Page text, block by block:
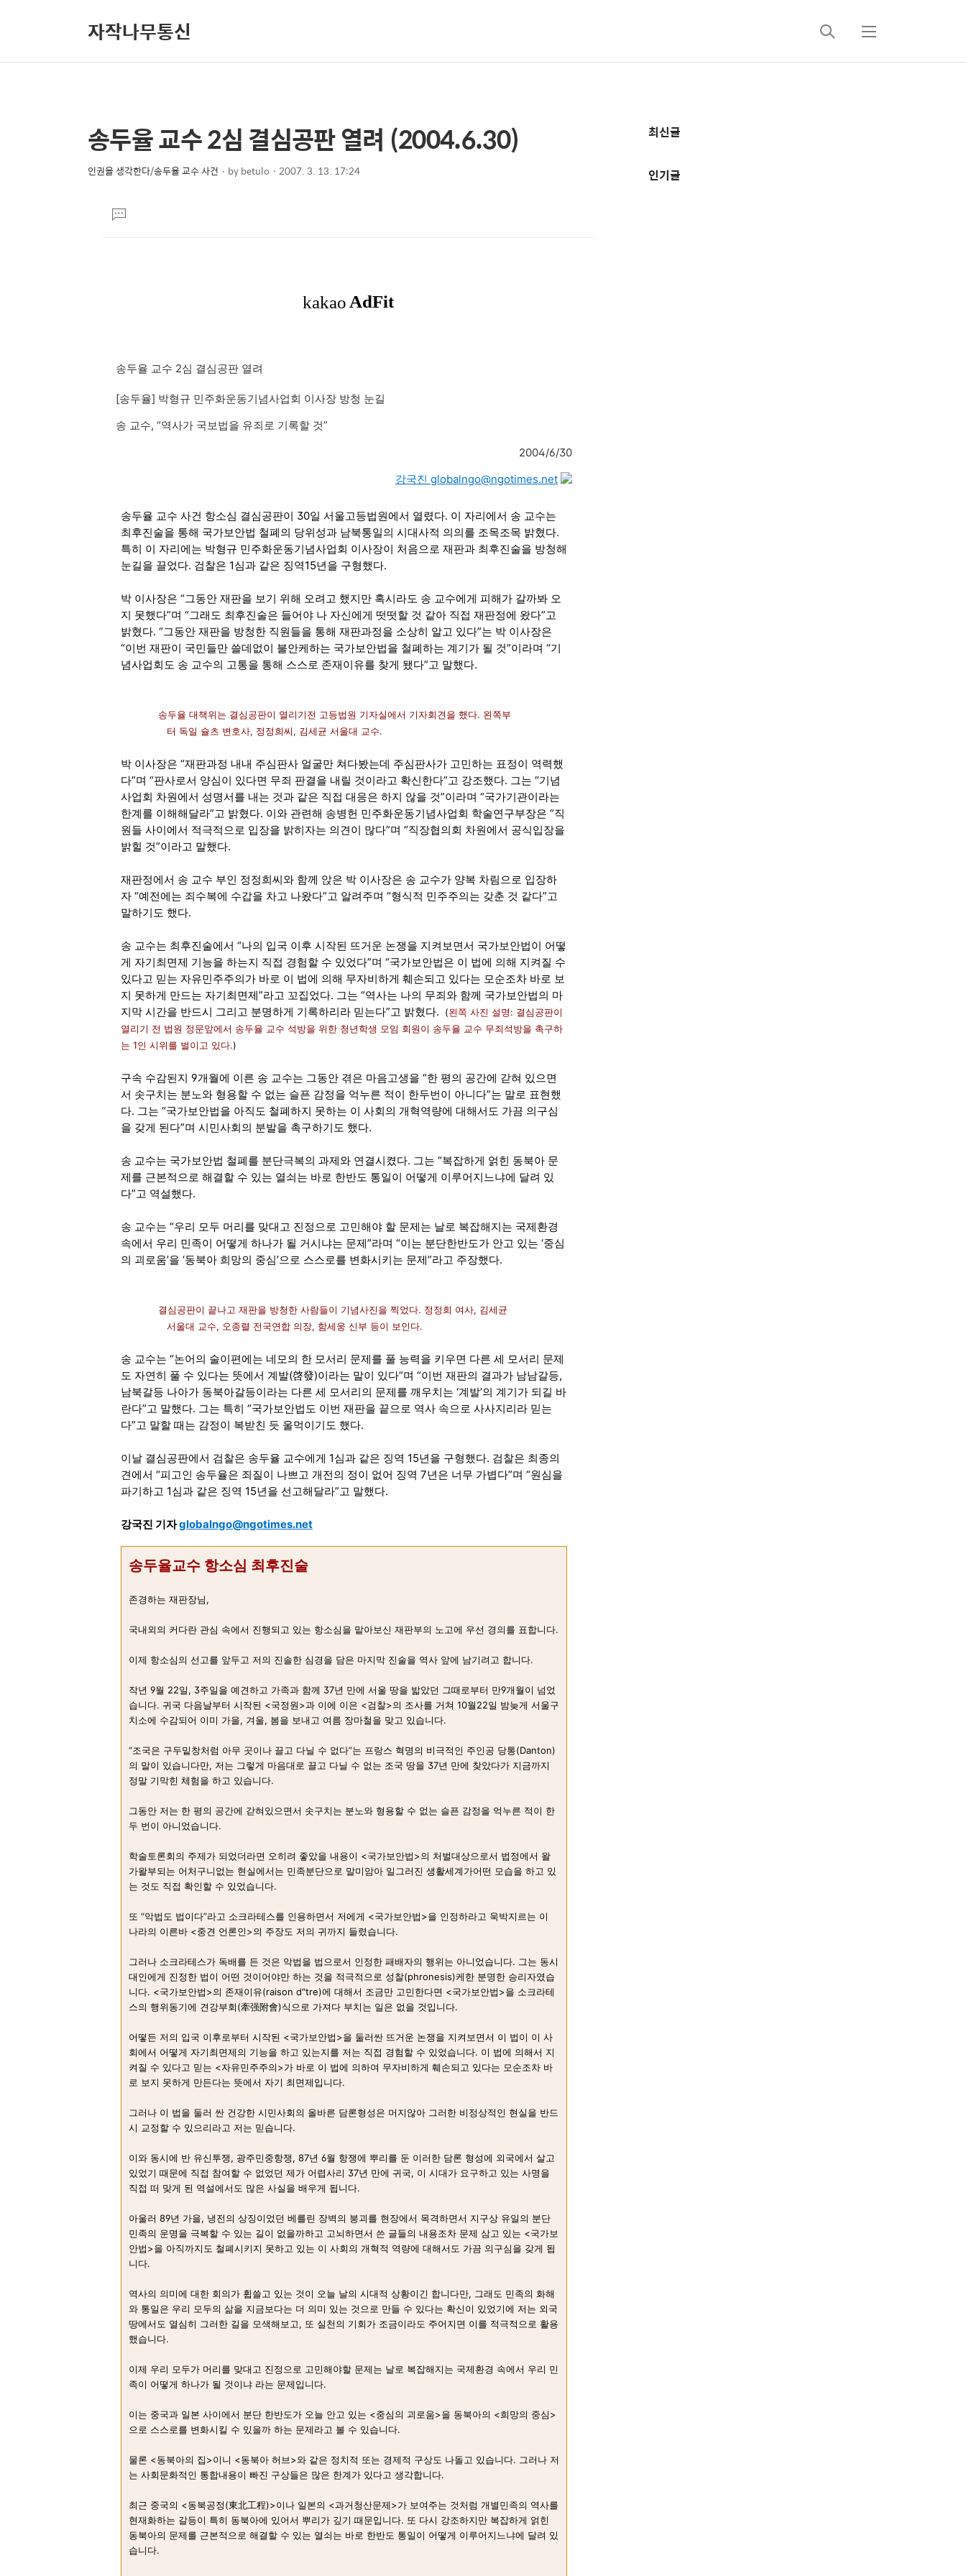
자작나무통신
검
메
상
세
컨
본
문
제
송두율 교수 2심 결심공판 열려 (2004.6.30)
인권을 생각한다/송두율 교수 사건 bybetulo 2007. 3. 13. 17:24
댓
글
송두율 교수 2심 결심공판 열려
[송두율] 박형규 민주화운동기념사업회 이사장 방청 눈길
송 교수, “역사가 국보법을 유죄로 기록할 것”
2004/6/30
강국진 globalngo@ngotimes.net
송두율 교수 사건 항소심 결심공판이 30일 서울고등법원에서 열렸다. 이 자리에서 송 교수는
최후진술을 통해 국가보안법 철폐의 당위성과 남북통일의 시대사적 의의를 조목조목 밝혔다.
특히 이 자리에는 박형규 민주화운동기념사업회 이사장이 처음으로 재판과 최후진술을 방청해
눈길을 끌었다. 검찰은 1심과 같은 징역15년을 구형했다.
박 이사장은 “그동안 재판을 보기 위해 오려고 했지만 혹시라도 송 교수에게 피해가 갈까봐 오
지 못했다”며 “그래도 최후진술은 들어야 나 자신에게 떳떳할 것 같아 직접 재판정에 왔다”고
밝혔다. “그동안 재판을 방청한 직원들을 통해 재판과정을 소상히 알고 있다”는 박 이사장은
“이번 재판이 국민들만 쓸데없이 불안케하는 국가보안법을 철폐하는 계기가 될 것”이라며 “기
념사업회도 송 교수의 고통을 통해 스스로 존재이유를 찾게 됐다”고 말했다.
송두율 대책위는 결심공판이 열리기전 고등법원 기자실에서 기자회견을 했다. 왼쪽부
터 독일 슐츠 변호사, 정정희씨, 김세균 서울대 교수.
박 이사장은 “재판과정 내내 주심판사 얼굴만 쳐다봤는데 주심판사가 고민하는 표정이 역력했
다”며 “판사로서 양심이 있다면 무죄 판결을 내릴 것이라고 확신한다”고 강조했다. 그는 “기념
사업회 차원에서 성명서를 내는 것과 같은 직접 대응은 하지 않을 것”이라며 “국가기관이라는
한계를 이해해달라”고 밝혔다. 이와 관련해 송병헌 민주화운동기념사업회 학술연구부장은 “직
원들 사이에서 적극적으로 입장을 밝히자는 의견이 많다”며 “직장협의회 차원에서 공식입장을
밝힐 것”이라고 말했다.
재판정에서 송 교수 부인 정정희씨와 함께 앉은 박 이사장은 송 교수가 양복 차림으로 입장하
자 “예전에는 죄수복에 수갑을 차고 나왔다”고 알려주며 “형식적 민주주의는 갖춘 것 같다”고
말하기도 했다.
송 교수는 최후진술에서 “나의 입국 이후 시작된 뜨거운 논쟁을 지켜보면서 국가보안법이 어떻
게 자기최면제 기능을 하는지 직접 경험할 수 있었다”며 “국가보안법은 이 법에 의해 지켜질 수
있다고 믿는 자유민주주의가 바로 이 법에 의해 무자비하게 훼손되고 있다는 모순조차 바로 보
지 못하게 만드는 자기최면제”라고 꼬집었다. 그는 “역사는 나의 무죄와 함께 국가보안법의 마
지막 시간을 반드시 그리고 분명하게 기록하리라 믿는다”고 밝혔다.
(왼쪽 사진 설명: 결심공판이
열리기 전 법원 정문앞에서 송두율 교수 석방을 위한 청년학생 모임 회원이 송두율 교수 무죄석방을 촉구하
는 1인 시위를 벌이고 있다.)
구속 수감된지 9개월에 이른 송 교수는 그동안 겪은 마음고생을 “한 평의 공간에 갇혀 있으면
서 솟구치는 분노와 형용할 수 없는 슬픈 감정을 억누른 적이 한두번이 아니다”는 말로 표현했
다. 그는 “국가보안법을 아직도 철폐하지 못하는 이 사회의 개혁역량에 대해서도 가끔 의구심
을 갖게 된다”며 시민사회의 분발을 촉구하기도 했다.
송 교수는 국가보안법 철폐를 분단극복의 과제와 연결시켰다. 그는 “복잡하게 얽힌 동북아 문
제를 근본적으로 해결할 수 있는 열쇠는 바로 한반도 통일이 어떻게 이루어지느냐에 달려 있
다”고 역설했다.
송 교수는 “우리 모두 머리를 맞대고 진정으로 고민해야 할 문제는 날로 복잡해지는 국제환경
속에서 우리 민족이 어떻게 하나가 될 거시냐는 문제”라며 “이는 분단한반도가 안고 있는 ‘중심
의 괴로움’을 ‘동북아 희망의 중심’으로 스스로를 변화시키는 문제”라고 주장했다.
결심공판이 끝나고 재판을 방청한 사람들이 기념사진을 찍었다. 정정희 여사, 김세균
서울대 교수, 오종렬 전국연합 의장, 함세웅 신부 등이 보인다.
송 교수는 “논어의 술이편에는 네모의 한 모서리 문제를 풀 능력을 키우면 다른 세 모서리 문제
도 자연히 풀 수 있다는 뜻에서 계발(啓發)이라는 말이 있다”며 “이번 재판의 결과가 남남갈등,
남북갈등 나아가 동북아갈등이라는 다른 세 모서리의 문제를 깨우치는 ‘계발’의 계기가 되길 바
란다”고 말했다. 그는 특히 “국가보안법도 이번 재판을 끝으로 역사 속으로 사사지리라 믿는
다”고 말할 때는 감정이 복받친 듯 울먹이기도 했다.
이날 결심공판에서 검찰은 송두율 교수에게 1심과 같은 징역 15년을 구형했다. 검찰은 최종의
견에서 “피고인 송두율은 죄질이 나쁘고 개전의 정이 없어 징역 7년은 너무 가볍다”며 “원심을
파기하고 1심과 같은 징역 15년을 선고해달라”고 말했다.
강국진 기자globalngo@ngotimes.net
송두율교수 항소심 최후진술
존경하는 재판장님,
국내외의 커다란 관심 속에서 진행되고 있는 항소심을 맡아보신 재판부의 노고에 우선 경의를 표합니다.
이제 항소심의 선고를 앞두고 저의 진솔한 심경을 담은 마지막 진술을 역사 앞에 남기려고 합니다.
작년 9월 22일, 3주일을 예견하고 가족과 함께 37년 만에 서울 땅을 밟았던 그때로부터 만9개월이 넘었
습니다. 귀국 다음날부터 시작된 <국정원>과 이에 이은 <검찰>의 조사를 거쳐 10월22일 밤늦게 서울구
치소에 수감되어 이미 가을, 겨울, 봄을 보내고 여름 장마철을 맞고 있습니다.
“조국은 구두밑창처럼 아무 곳이나 끌고 다닐 수 없다”는 프랑스 혁명의 비극적인 주인공 당통(Danton)
의 말이 있습니다만, 저는 그렇게 마음대로 끌고 다닐 수 없는 조국 땅을 37년 만에 찾았다가 지금까지
정말 기막힌 체험을 하고 있습니다.
그동안 저는 한 평의 공간에 갇혀있으면서 솟구치는 분노와 형용할 수 없는 슬픈 감정을 억누른 적이 한
두 번이 아니었습니다.
학술토론회의 주제가 되었더라면 오히려 좋았을 내용이 <국가보안법>의 처벌대상으로서 법정에서 왈
가왈부되는 어처구니없는 현실에서는 민족분단으로 말미암아 일그러진 생활세계가어떤 모습을 하고 있
는 것도 직접 확인할 수 있었습니다.
또 “악법도 법이다”라고 소크라테스를 인용하면서 저에게 <국가보안법>을 인정하라고 욱박지르는 이
나라의 이른바 <중견 언론인>의 주장도 저의 귀까지 들렸습니다.
그러나 소크라테스가 독배를 든 것은 악법을 법으로서 인정한 패배자의 행위는 아니었습니다. 그는 동시
대인에게 진정한 법이 어떤 것이어야만 하는 것을 적극적으로 성찰(phronesis)케한 분명한 승리자였습
니다. <국가보안법>의 존재이유(raison d"tre)에 대해서 조금만 고민한다면 <국가보안법>을 소크라테
스의 행위동기에 견강부회(牽强附會)식으로 가져다 부치는 일은 없을 것입니다.
어떻든 저의 입국 이후로부터 시작된 <국가보안법>을 둘러싼 뜨거운 논쟁을 지켜보면서 이 법이 이 사
회에서 어떻게 자기최면제의 기능을 하고 있는지를 저는 직접 경험할 수 있었습니다. 이 법에 의해서 지
켜질 수 있다고 믿는 <자유민주주의>가 바로 이 법에 의하여 무자비하게 훼손되고 있다는 모순조차 바
로 보지 못하게 만든다는 뜻에서 자기 최면제입니다.
그러나 이 법을 둘러 싼 건강한 시민사회의 올바른 담론형성은 머지않아 그러한 비정상적인 현실을 반드
시 교정할 수 있으리라고 저는 믿습니다.
이와 동시에 반 유신투쟁, 광주민중항쟁, 87년 6월 항쟁에 뿌리를 둔 이러한 담론 형성에 외국에서 살고
있었기 때문에 직접 참여할 수 없었던 제가 어렵사리 37년 만에 귀국, 이 시대가 요구하고 있는 사명을
직접 떠 맞게 된 역설에서도 많은 사실을 배우게 됩니다.
아울러 89년 가을, 냉전의 상징이었던 베를린 장벽의 붕괴를 현장에서 목격하면서 지구상 유일의 분단
민족의 운명을 극복할 수 있는 길이 없을까하고 고뇌하면서 쓴 글들의 내용조차 문제 삼고 있는 <국가보
안법>을 아직까지도 철폐시키지 못하고 있는 이 사회의 개혁적 역량에 대해서도 가끔 의구심을 갖게 됩
니다.
역사의 의미에 대한 회의가 휩쓸고 있는 것이 오늘 날의 시대적 상황이긴 합니다만, 그래도 민족의 화해
와 통일은 우리 모두의 삶을 지금보다는 더 의미 있는 것으로 만들 수 있다는 확신이 있었기에 저는 외국
땅에서도 열심히 그러한 길을 모색해보고, 또 실천의 기회가 조금이라도 주어지면 이를 적극적으로 활용
했습니다.
이제 우리 모두가 머리를 맞대고 진정으로 고민해야할 문제는 날로 복잡해지는 국제환경 속에서 우리 민
족이 어떻게 하나가 될 것이냐 라는 문제입니다.
이는 중국과 일본 사이에서 분단 한반도가 오늘 안고 있는 <중심의 괴로움>을 동북아의 <희망의 중심>
으로 스스로를 변화시킬 수 있을까 하는 문제라고 볼 수 있습니다.
물론 <동북아의 집>이니 <동북아 허브>와 같은 정치적 또는 경제적 구상도 나돌고 있습니다. 그러나 저
는 사회문화적인 통합내용이 빠진 구상들은 많은 한계가 있다고 생각합니다.
최근 중국의 <동북공정(東北工程)>이나 일본의 <과거청산문제>가 보여주는 것처럼 개별민족의 역사를
현재화하는 갈등이 특히 동북아에 있어서 뿌리가 깊기 때문입니다. 또 다시 강조하지만 복잡하게 얽힌
동북아의 문제를 근본적으로 해결할 수 있는 열쇠는 바로 한반도 통일이 어떻게 이루어지느냐에 달려 있
습니다.
추
정
최신글
인기글